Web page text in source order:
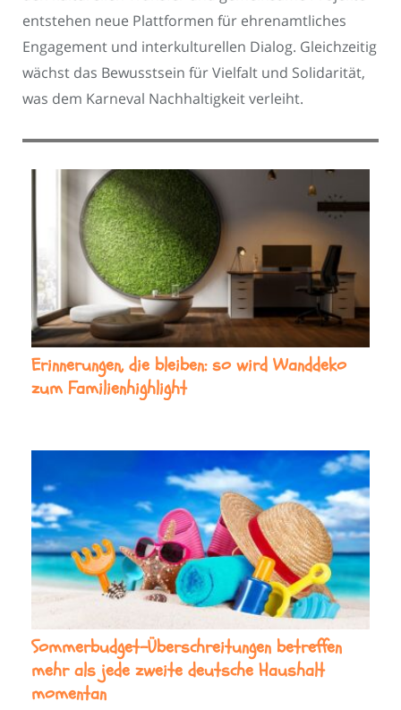
entstehen neue Plattformen für ehrenamtliches
Engagement und interkulturellen Dialog. Gleichzeitig
wächst das Bewusstsein für Vielfalt und Solidarität,
was dem Karneval Nachhaltigkeit verleiht.
Erinnerungen, die bleiben: so wird Wanddeko
zum Familienhighlight
Sommerbudget-Überschreitungen betreffen
mehr als jede zweite deutsche Haushalt
momentan